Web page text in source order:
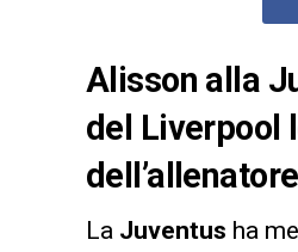
Alisson alla
del Liverpool
La Juventus ha